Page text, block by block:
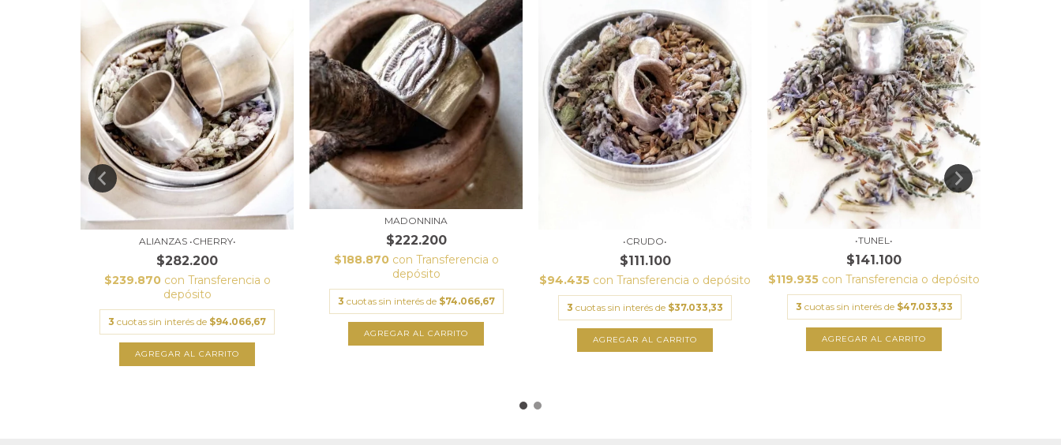
ALIANZAS •CHERRY•
$282.200
$239.870 con Transferencia o
depósito
3 cuotas sin interés de $94.066,67
AGREGAR AL CARRITO
MADONNINA
$222.200
$188.870 con Transferencia o
depósito
3 cuotas sin interés de $74.066,67
•CRUDO•
$111.100
$94.435 con Transferencia o depósito
3 cuotas sin interés de $37.033,33
AGREGAR AL CARRITO
•TUNEL•
$141.100
$119.935 con Transferencia o depósito
3 cuotas sin interés de $47.033,33
AGREGAR AL CARRITO